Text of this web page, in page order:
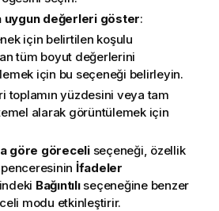
uygun değerleri göster:
için belirtilen koşulu
tüm boyut değerlerini
için bu seçeneği belirleyin.
toplamın yüzdesini veya tam
alarak görüntülemek için
göre göreceliseçeneği, özellik
İfadeler
Bağıntılı seçeneğine benzer
modu etkinleştirir.